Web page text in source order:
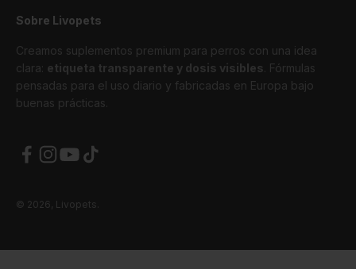
Sobre Livopets
Creamos suplementos premium para perros con una idea
clara: etiqueta transparente y dosis visibles . Fórmulas
pensadas para el uso diario y fabricadas en Europa bajo
buenas prácticas.
© 2026, Livopets.